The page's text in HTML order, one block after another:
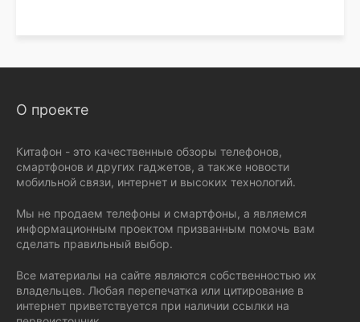
О проекте
Китафон - это качественные обзоры телефонов,
смартфонов и других гаджетов, а также новости
мобильной связи, интернет и высоких технологий.
Мы не продаем телефоны и смартфоны, а являемся
информационным проектом призванным помочь вам
сделать правильный выбор.
Все материалы на сайте являются собственностью их
владельцев. Любая перепечатка или цитирование в
интернет приветствуется при наличии ссылки на